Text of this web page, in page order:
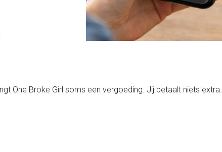
One Broke Girl soms een vergoeding. Jij betaalt niets extra.